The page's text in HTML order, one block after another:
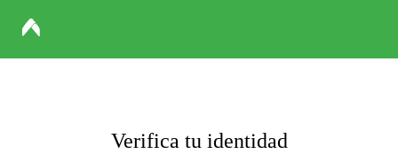
Verifica tu identidad